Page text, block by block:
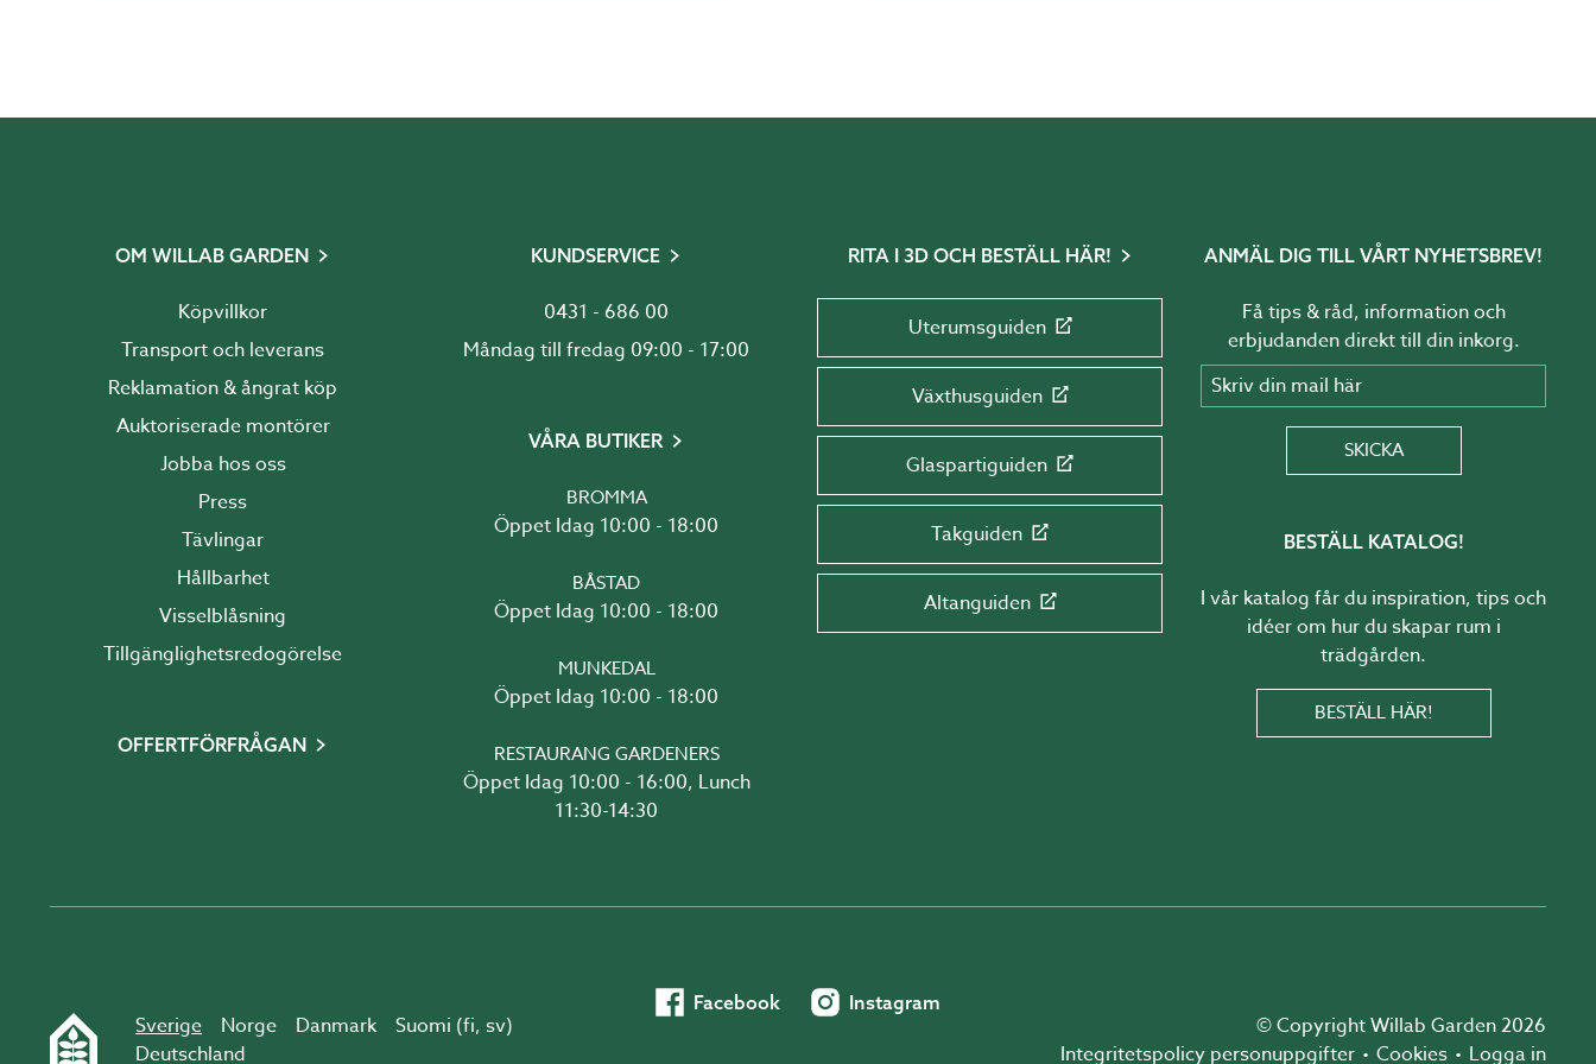
OM WILLAB GARDEN
Köpvillkor
Transport och leverans
Reklamation & ångrat köp
Auktoriserade montörer
Jobba hos oss
Press
Tävlingar
Hållbarhet
Visselblåsning
Tillgänglighetsredogörelse
OFFERTFÖRFRÅGAN
KUNDSERVICE
0431 - 686 00
Måndag till fredag 09:00 - 17:00
VÅRA BUTIKER
BROMMA
Öppet Idag 10:00 - 18:00
BÅSTAD
Öppet Idag 10:00 - 18:00
MUNKEDAL
Öppet Idag 10:00 - 18:00
RESTAURANG GARDENERS
Öppet Idag 10:00 - 16:00, Lunch
11:30-14:30
RITA I 3D OCH BESTÄLL HÄR!
Uterumsguiden
Växthusguiden
Glaspartiguiden
Takguiden
Altanguiden
ANMÄL DIG TILL VÅRT NYHETSBREV!
Få tips & råd, information och
erbjudanden direkt till din inkorg.
Skriv din mail här
SKICKA
BESTÄLL KATALOG!
I vår katalog får du inspiration, tips och
idéer om hur du skapar rum i
trädgården.
BESTÄLL HÄR!
Facebook Instagram
Sverige Norge Danmark Suomi (fi, sv)
Deutschland
© Copyright Willab Garden 2026
Integritetspolicy personuppgifter
Cookies Logga in